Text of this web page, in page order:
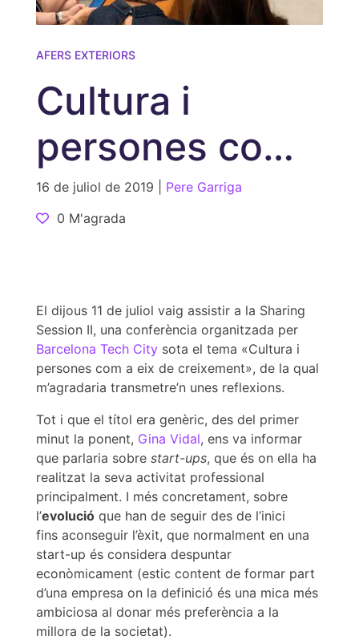
AFERS EXTERIORS
Cultura i
persones com
a eixos de
creixement
16 de juliol de 2019 | Pere Garriga
0 M'agrada
El dijous 11 de juliol vaig assistir a la Sharing
Session II, una conferència organitzada per
Barcelona Tech Citysota el tema «Cultura i
persones com a eix de creixement», de la qual
m’agradaria transmetre’n unes reflexions.
Tot i que el títol era genèric, des del primer
minut la ponent, Gina Vidal, ens va informar
que parlaria sobre start-ups, que és on ella ha
realitzat la seva activitat professional
principalment. I més concretament, sobre
l’evolucióque han de seguir des de l’inici
fins aconseguir l’èxit, que normalment en una
start-up és considera despuntar
econòmicament (estic content de formar part
d’una empresa on la definició és una mica més
ambiciosa al donar més preferència a la
millora de la societat).